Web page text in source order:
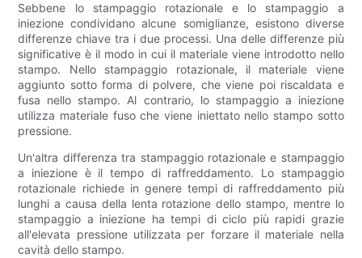
Sebbene lo stampaggio rotazionale e lo stampaggio a
iniezione condividano alcune somiglianze, esistono diverse
differenze chiave tra i due processi. Una delle differenze più
significative è il modo in cui il materiale viene introdotto nello
stampo. Nello stampaggio rotazionale, il materiale viene
aggiunto sotto forma di polvere, che viene poi riscaldata e
fusa nello stampo. Al contrario, lo stampaggio a iniezione
utilizza materiale fuso che viene iniettato nello stampo sotto
pressione.
Un'altra differenza tra stampaggio rotazionale e stampaggio
a iniezione è il tempo di raffreddamento. Lo stampaggio
rotazionale richiede in genere tempi di raffreddamento più
lunghi a causa della lenta rotazione dello stampo, mentre lo
stampaggio a iniezione ha tempi di ciclo più rapidi grazie
all'elevata pressione utilizzata per forzare il materiale nella
cavità dello stampo.